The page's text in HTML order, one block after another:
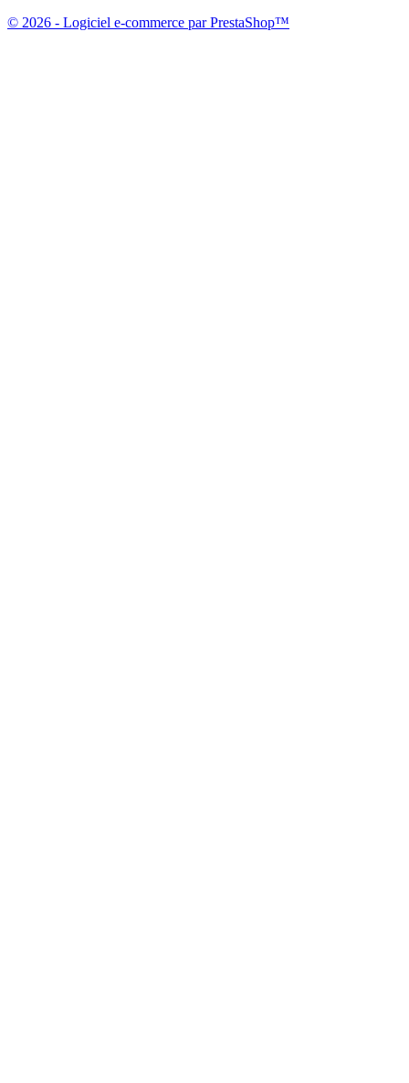
© 2026 - Logiciel e-commerce par PrestaShop™